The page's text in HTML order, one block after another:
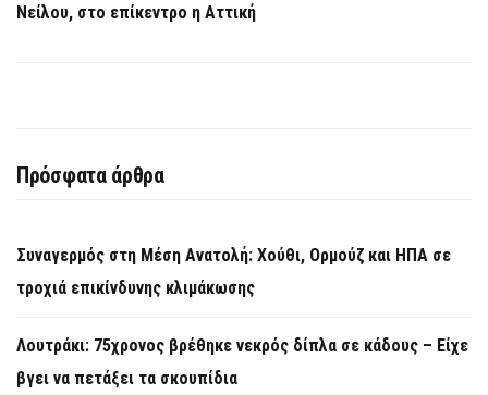
Νείλου, στο επίκεντρο η Αττική
Πρόσφατα άρθρα
Συναγερμός στη Μέση Ανατολή: Χούθι, Ορμούζ και ΗΠΑ σε
τροχιά επικίνδυνης κλιμάκωσης
Λουτράκι: 75χρονος βρέθηκε νεκρός δίπλα σε κάδους – Είχε
βγει να πετάξει τα σκουπίδια